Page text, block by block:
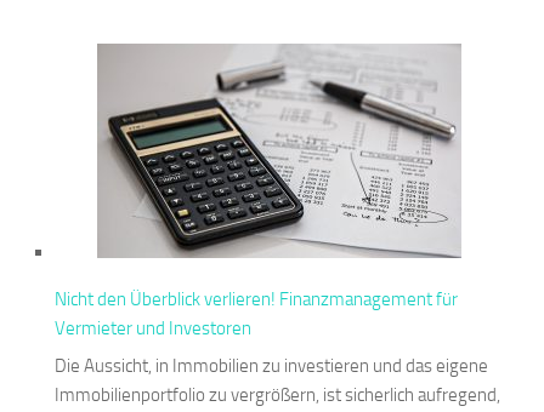
Nicht den Überblick verlieren! Finanzmanagement für
Vermieter und Investoren
Die Aussicht, in Immobilien zu investieren und das eigene
Immobilienportfolio zu vergrößern, ist sicherlich aufregend,